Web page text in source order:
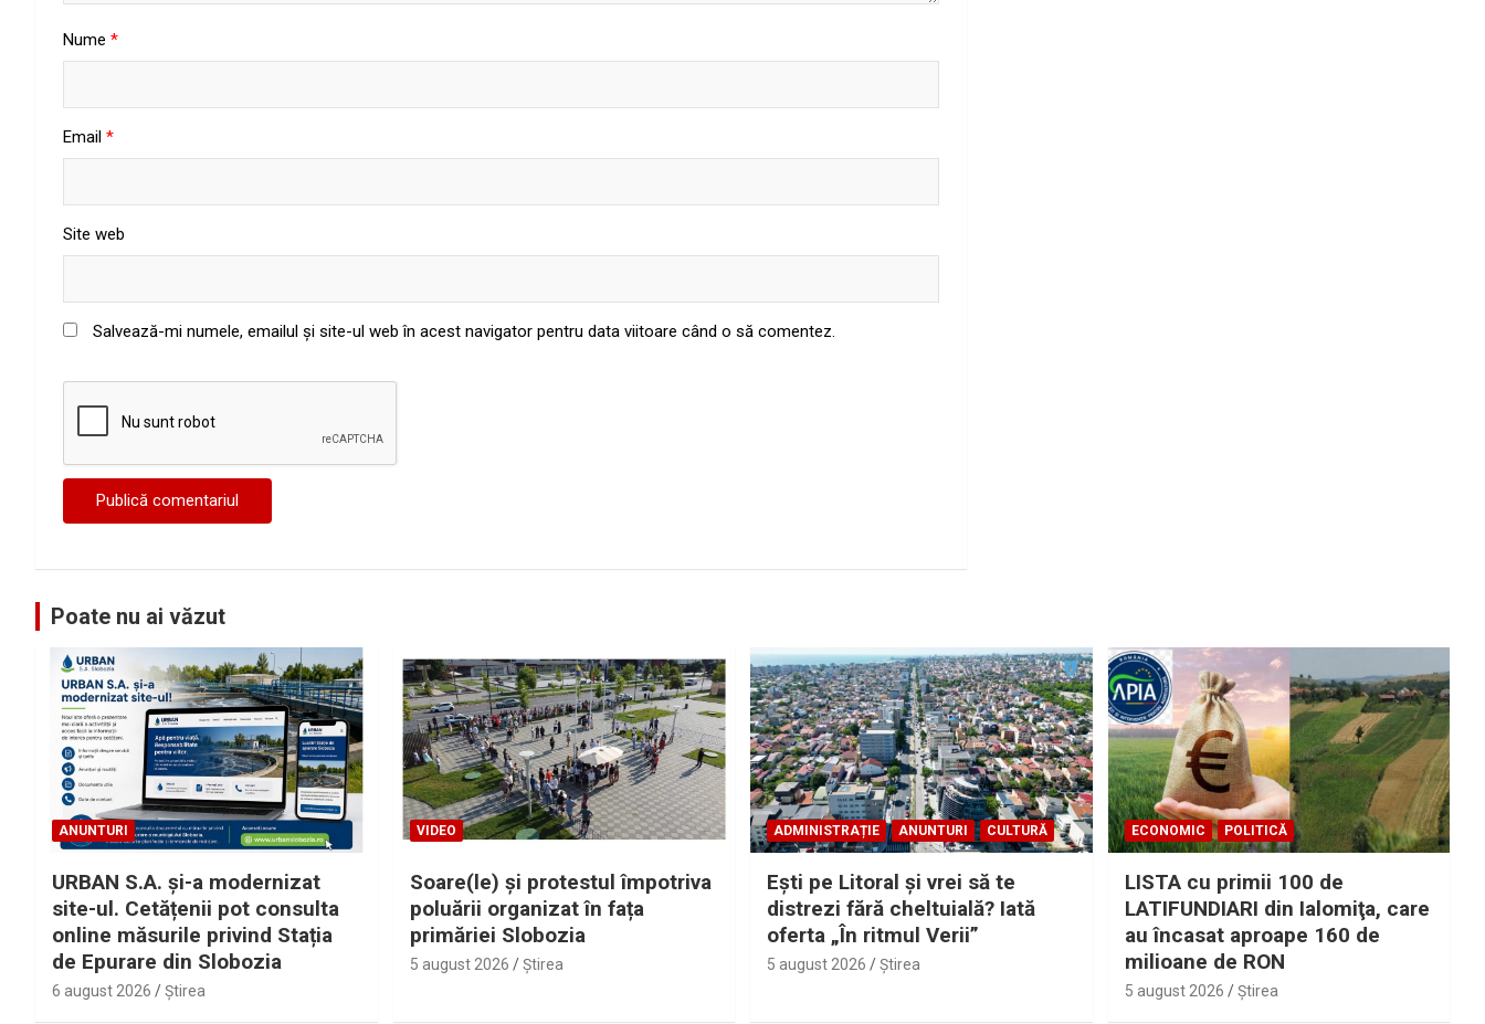
Nume *
Email *
Site web
Salvează-mi numele, emailul și site-ul web în acest navigator pentru data viitoare când o să comentez.
Poate nu ai văzut
ANUNTURI
URBAN S.A. și-a modernizat
site-ul. Cetățenii pot consulta
online măsurile privind Stația
de Epurare din Slobozia
6 august 2026 Ştirea
VIDEO
Soare(le) și protestul împotriva
poluării organizat în fața
primăriei Slobozia
5 august 2026 Ştirea
ADMINISTRAȚIE ANUNTURI CULTURĂ
Eşti pe Litoral şi vrei să te
distrezi fără cheltuială? Iată
oferta „În ritmul Verii”
5 august 2026 Ştirea
ECONOMIC POLITICĂ
LISTA cu primii 100 de
LATIFUNDIARI din Ialomiţa, care
au încasat aproape 160 de
milioane de RON
5 august 2026 Ştirea